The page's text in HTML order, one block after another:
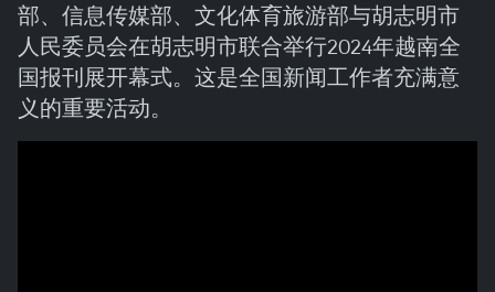
部、信息传媒部、文化体育旅游部与胡志明市
人民委员会在胡志明市联合举行2024年越南全
国报刊展开幕式。这是全国新闻工作者充满意
义的重要活动。